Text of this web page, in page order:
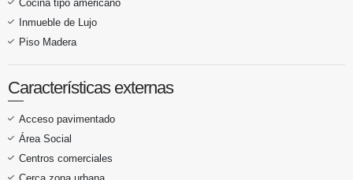
Cocina tipo americano
Inmueble de Lujo
Piso Madera
Características externas
Acceso pavimentado
Área Social
Centros comerciales